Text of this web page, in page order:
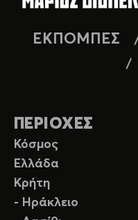
ΕΚΠΟΜΠΕΣ
ΠΕΡΙΟΧΕΣ
Κόσμος
Ελλάδα
Κρήτη
- Ηράκλειο